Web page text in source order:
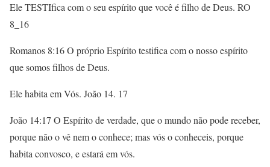
Ele TESTIfica com o seu espírito que você é filho de Deus. RO
8_16
Romanos 8:16 O próprio Espírito testifica com o nosso espírito
que somos filhos de Deus.
Ele habita em Vós. João 14. 17
João 14:17 O Espírito de verdade, que o mundo não pode receber,
porque não o vê nem o conhece; mas vós o conheceis, porque
habita convosco, e estará em vós.